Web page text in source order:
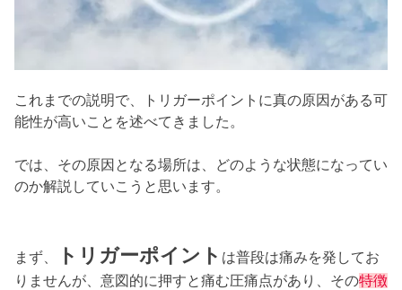
これまでの説明で、トリガーポイントに真の原因がある可
能性が高いことを述べてきました。
では、その原因となる場所は、どのような状態になってい
のか解説していこうと思います。
まず、 トリガーポイント は普段は痛みを発してお
りませんが、意図的に押すと痛む圧痛点があり、その特徴